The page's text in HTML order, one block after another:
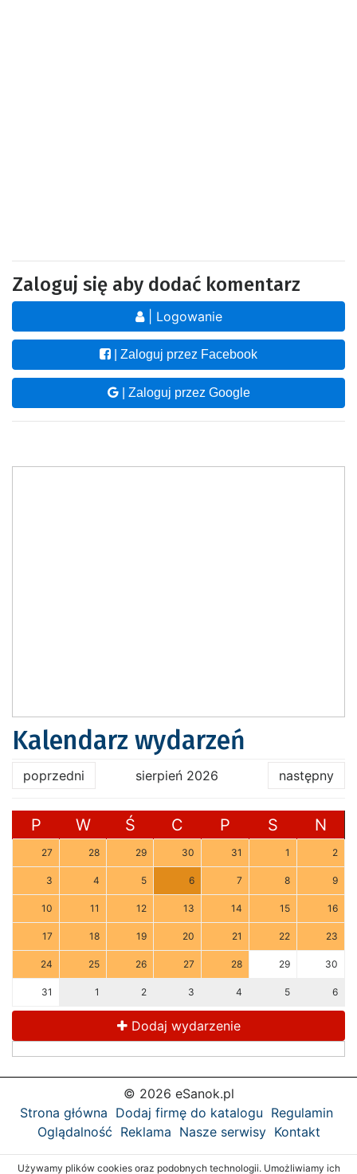
Zaloguj się aby dodać komentarz
| Logowanie
| Zaloguj przez Facebook
| Zaloguj przez Google
Kalendarz wydarzeń
poprzedni sierpień 2026 następny
P W Ś C P S N
27 28 29 30 31 1 2
3 4 5 6 7 8 9
10 11 12 13 14 15 16
17 18 19 20 21 22 23
24 25 26 27 28 29 30
31 1 2 3 4 5 6
Dodaj wydarzenie
© 2026 eSanok.pl
Strona główna Dodaj firmę do katalogu Regulamin
Oglądalność Reklama Nasze serwisy Kontakt
Używamy plików cookies oraz podobnych technologii. Umożliwiamy ich